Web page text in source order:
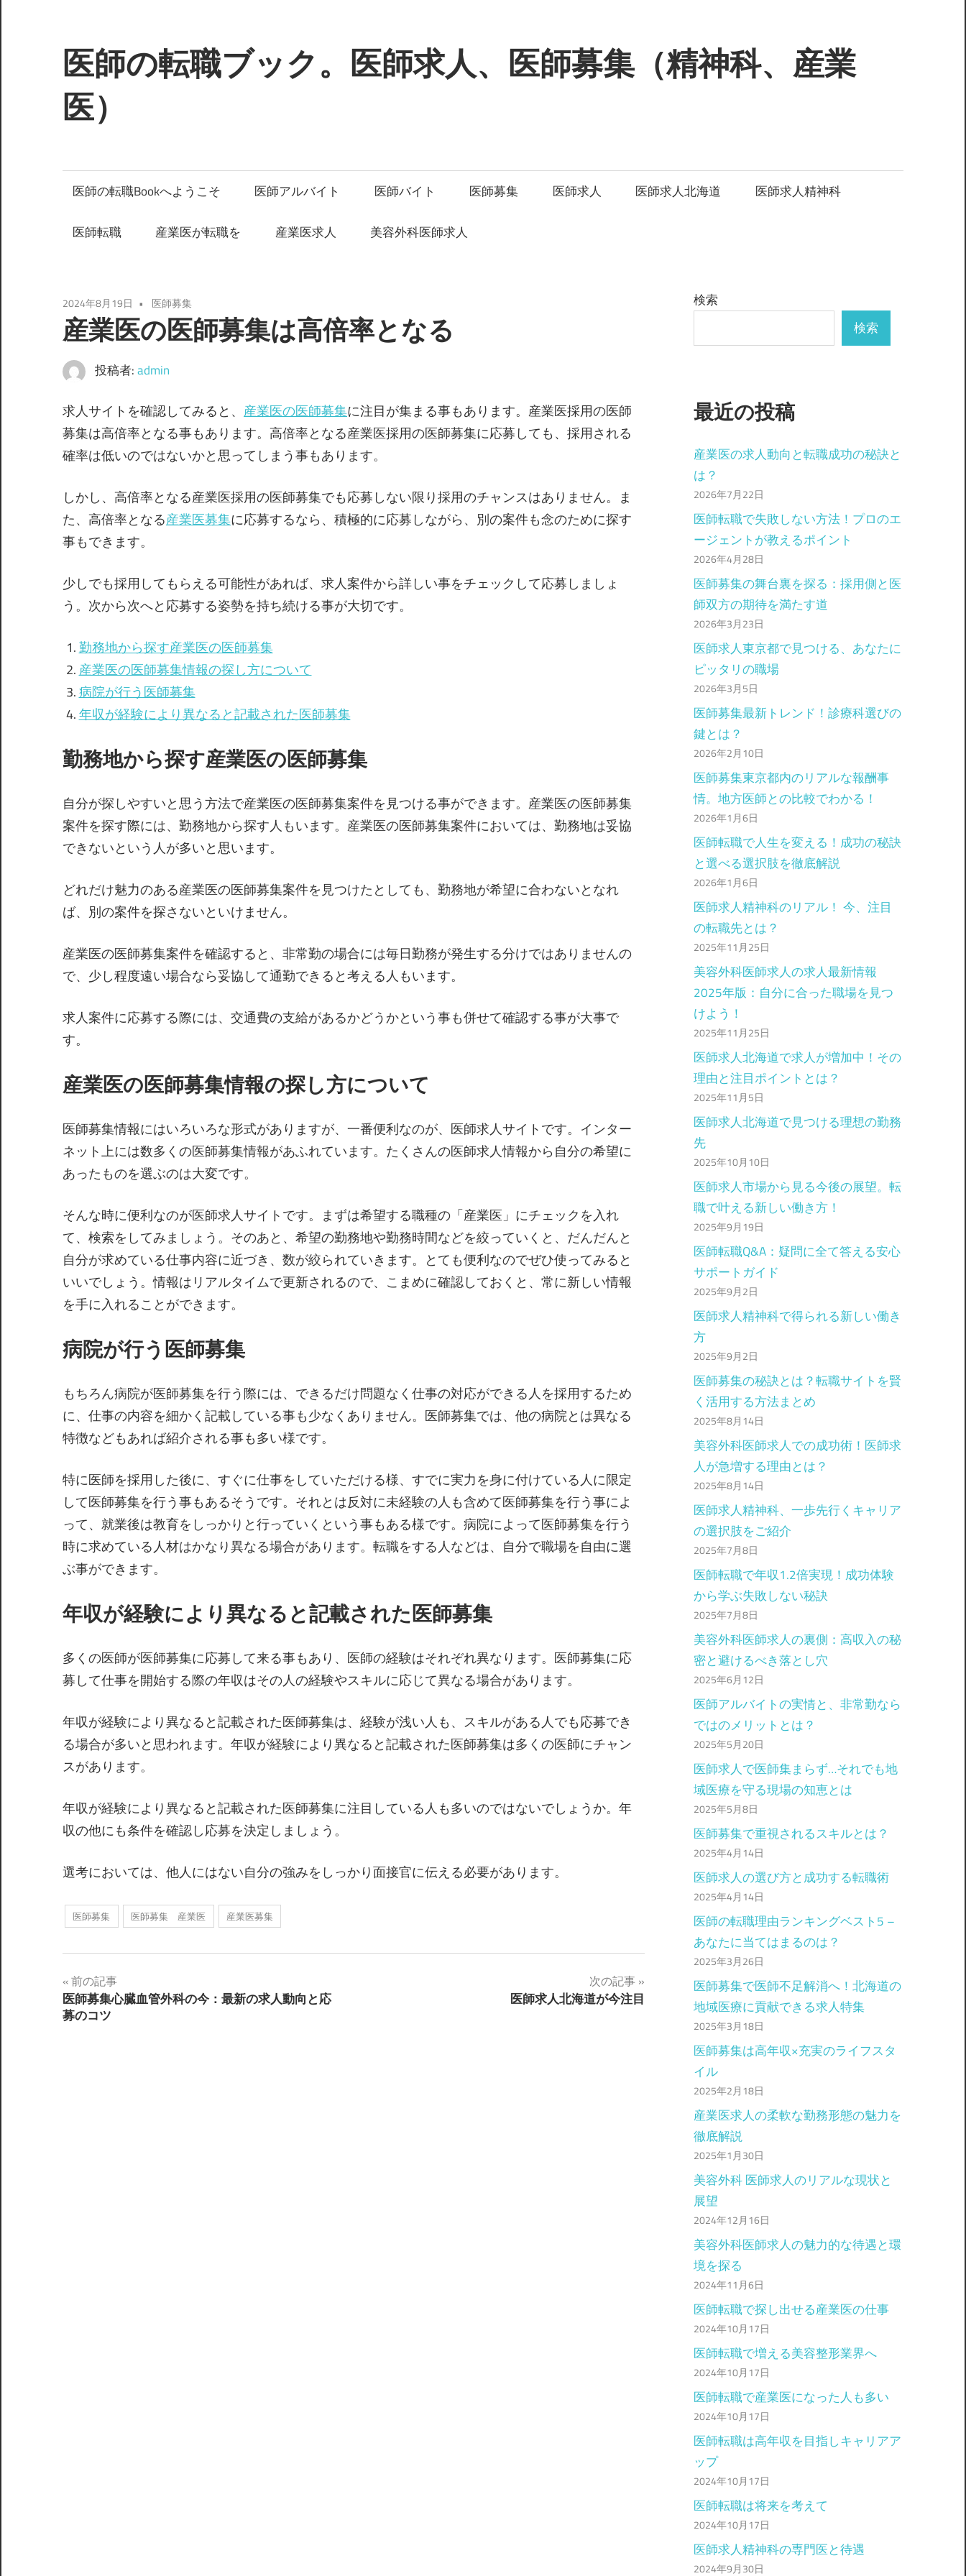
テ
ン
ツ
へ
ッ
プ
医師の転職ブック。医師求人、医師募集（精神科、産業
医）
医師の転職Bookへようこそ 医師アルバイト 医師バイト 医師募集 医師求人 医師求人北海道 医師求人精神科
医師転職 産業医が転職を 産業医求人 美容外科医師求人
2024年8月19日 医師募集
産業医の医師募集は高倍率となる
投稿者:admin
求人サイトを確認してみると、 産業医の医師募集に注目が集まる事もあります。産業医採用の医師
募集は高倍率となる事もあります。高倍率となる産業医採用の医師募集に応募しても、採用される
確率は低いのではないかと思ってしまう事もあります。
しかし、高倍率となる産業医採用の医師募集でも応募しない限り採用のチャンスはありません。ま
た、高倍率となる産業医募集に応募するなら、積極的に応募しながら、別の案件も念のために探す
事もできます。
少しでも採用してもらえる可能性があれば、求人案件から詳しい事をチェックして応募しましょ
う。次から次へと応募する姿勢を持ち続ける事が大切です。
勤務地から探す産業医の医師募集
産業医の医師募集情報の探し方について
病院が行う医師募集
年収が経験により異なると記載された医師募集
勤務地から探す産業医の医師募集
自分が探しやすいと思う方法で産業医の医師募集案件を見つける事ができます。産業医の医師募集
案件を探す際には、勤務地から探す人もいます。産業医の医師募集案件においては、勤務地は妥協
できないという人が多いと思います。
どれだけ魅力のある産業医の医師募集案件を見つけたとしても、勤務地が希望に合わないとなれ
ば、別の案件を探さないといけません。
産業医の医師募集案件を確認すると、非常勤の場合には毎日勤務が発生する分けではありませんの
で、少し程度遠い場合なら妥協して通勤できると考える人もいます。
求人案件に応募する際には、交通費の支給があるかどうかという事も併せて確認する事が大事で
す。
産業医の医師募集情報の探し方について
医師募集情報にはいろいろな形式がありますが、一番便利なのが、医師求人サイトです。インター
ネット上には数多くの医師募集情報があふれています。たくさんの医師求人情報から自分の希望に
あったものを選ぶのは大変です。
そんな時に便利なのが医師求人サイトです。まずは希望する職種の「産業医」にチェックを入れ
て、検索をしてみましょう。そのあと、希望の勤務地や勤務時間などを絞っていくと、だんだんと
自分が求めている仕事内容に近づき、数が絞られていきます。とても便利なのでぜひ使ってみると
いいでしょう。情報はリアルタイムで更新されるので、こまめに確認しておくと、常に新しい情報
を手に入れることができます。
病院が行う医師募集
もちろん病院が医師募集を行う際には、できるだけ問題なく仕事の対応ができる人を採用するため
に、仕事の内容を細かく記載している事も少なくありません。医師募集では、他の病院とは異なる
特徴などもあれば紹介される事も多い様です。
特に医師を採用した後に、すぐに仕事をしていただける様、すでに実力を身に付けている人に限定
して医師募集を行う事もあるそうです。それとは反対に未経験の人も含めて医師募集を行う事によ
って、就業後は教育をしっかりと行っていくという事もある様です。病院によって医師募集を行う
時に求めている人材はかなり異なる場合があります。転職をする人などは、自分で職場を自由に選
ぶ事ができます。
年収が経験により異なると記載された医師募集
多くの医師が医師募集に応募して来る事もあり、医師の経験はそれぞれ異なります。医師募集に応
募して仕事を開始する際の年収はその人の経験やスキルに応じて異なる場合があります。
年収が経験により異なると記載された医師募集は、経験が浅い人も、スキルがある人でも応募でき
る場合が多いと思われます。年収が経験により異なると記載された医師募集は多くの医師にチャン
スがあります。
年収が経験により異なると記載された医師募集に注目している人も多いのではないでしょうか。年
収の他にも条件を確認し応募を決定しましょう。
選考においては、他人にはない自分の強みをしっかり面接官に伝える必要があります。
医師募集 医師募集 産業医 産業医募集
投
稿
前の記事
医師募集心臓血管外科の今：最新の求人動向と応
募のコツ
次の記事
医師求人北海道が今注目
検索
検索
最近の投稿
産業医の求人動向と転職成功の秘訣と
は？
2026年7月22日
医師転職で失敗しない方法！プロのエ
ージェントが教えるポイント
2026年4月28日
医師募集の舞台裏を探る：採用側と医
師双方の期待を満たす道
2026年3月23日
医師求人東京都で見つける、あなたに
ピッタリの職場
2026年3月5日
医師募集最新トレンド！診療科選びの
鍵とは？
2026年2月10日
医師募集東京都内のリアルな報酬事
情。地方医師との比較でわかる！
2026年1月6日
医師転職で人生を変える！成功の秘訣
と選べる選択肢を徹底解説
2026年1月6日
医師求人精神科のリアル！ 今、注目
の転職先とは？
2025年11月25日
美容外科医師求人の求人最新情報
2025年版：自分に合った職場を見つ
けよう！
2025年11月25日
医師求人北海道で求人が増加中！その
理由と注目ポイントとは？
2025年11月5日
医師求人北海道で見つける理想の勤務
先
2025年10月10日
医師求人市場から見る今後の展望。転
職で叶える新しい働き方！
2025年9月19日
医師転職Q&A：疑問に全て答える安心
サポートガイド
2025年9月2日
医師求人精神科で得られる新しい働き
方
2025年9月2日
医師募集の秘訣とは？転職サイトを賢
く活用する方法まとめ
2025年8月14日
美容外科医師求人での成功術！医師求
人が急増する理由とは？
2025年8月14日
医師求人精神科、一歩先行くキャリア
の選択肢をご紹介
2025年7月8日
医師転職で年収1.2倍実現！成功体験
から学ぶ失敗しない秘訣
2025年7月8日
美容外科医師求人の裏側：高収入の秘
密と避けるべき落とし穴
2025年6月12日
医師アルバイトの実情と、非常勤なら
ではのメリットとは？
2025年5月20日
医師求人で医師集まらず…それでも地
域医療を守る現場の知恵とは
2025年5月8日
医師募集で重視されるスキルとは？
2025年4月14日
医師求人の選び方と成功する転職術
2025年4月14日
医師の転職理由ランキングベスト5 –
あなたに当てはまるのは？
2025年3月26日
医師募集で医師不足解消へ！北海道の
地域医療に貢献できる求人特集
2025年3月18日
医師募集は高年収×充実のライフスタ
イル
2025年2月18日
産業医求人の柔軟な勤務形態の魅力を
徹底解説
2025年1月30日
美容外科 医師求人のリアルな現状と
展望
2024年12月16日
美容外科医師求人の魅力的な待遇と環
境を探る
2024年11月6日
医師転職で探し出せる産業医の仕事
2024年10月17日
医師転職で増える美容整形業界へ
2024年10月17日
医師転職で産業医になった人も多い
2024年10月17日
医師転職は高年収を目指しキャリアア
ップ
2024年10月17日
医師転職は将来を考えて
2024年10月17日
医師求人精神科の専門医と待遇
2024年9月30日